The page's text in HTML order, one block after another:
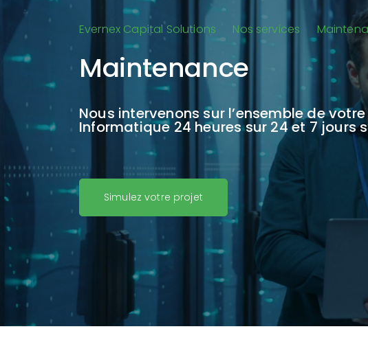
Evernex Capital Solutions Nos services
Maintenance
Nous intervenons sur l’ensemble de
Informatique 24 heures sur 24 et 7 jours
Simulez votre projet